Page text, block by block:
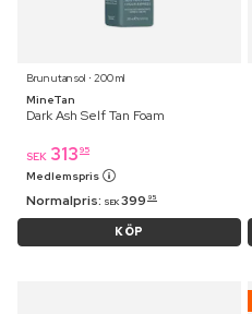
Brun utan sol ⋅ 200 ml
MineTan
Dark Ash Self Tan Foam
SEK 313 95
Medlemspris
Normalpris: SEK 399 95
KÖP